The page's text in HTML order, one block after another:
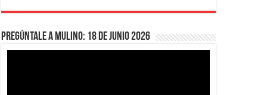
Pregúntale a Mulino: 18 de junio 2026